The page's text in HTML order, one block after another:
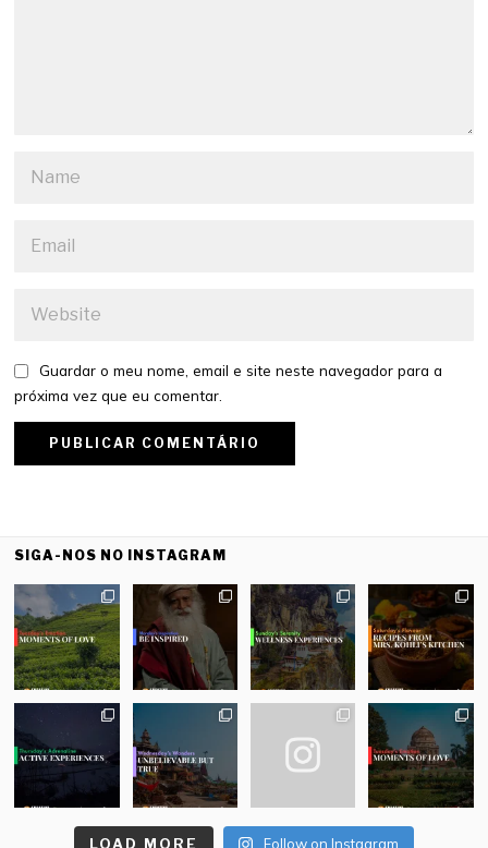
Guardar o meu nome, email e site neste navegador para a
próxima vez que eu comentar.
SIGA-NOS NO INSTAGRAM
LOAD MORE Follow on Instagram